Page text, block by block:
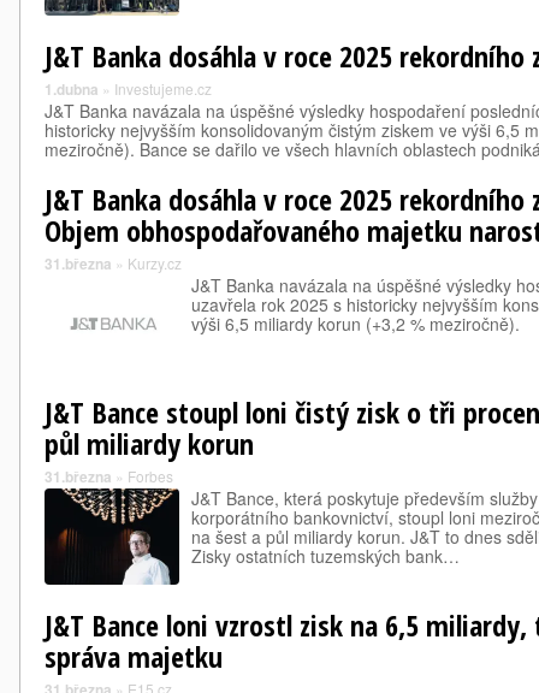
J&T Banka dosáhla v roce 2025 rekordního
1.dubna » Investujeme.cz
J&T Banka navázala na úspěšné výsledky hospodaření
historicky nejvyšším konsolidovaným čistým ziskem ve výši 6,5
meziročně). Bance se dařilo ve všech hlavních oblastech
J&T Banka dosáhla v roce 2025 rekordního
Objem obhospodařovaného majetku
31.března » Kurzy.cz
J&T Banka navázala na úspěšné výsledky
uzavřela rok 2025 s historicky nejvyšším
výši 6,5 miliardy korun (+3,2 % meziročně).
J&T Bance stoupl loni čistý zisk o tři
půl miliardy korun
31.března » Forbes
J&T Bance, která poskytuje především
korporátního bankovnictví, stoupl loni
na šest a půl miliardy korun. J&T to dnes
Zisky ostatních tuzemských bank…
J&T Bance loni vzrostl zisk na 6,5
správa majetku
» E15.cz